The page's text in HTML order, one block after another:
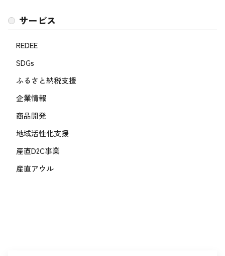
サービス
REDEE
SDGs
ふるさと納税支援
企業情報
商品開発
地域活性化支援
産直D2C事業
産直アウル